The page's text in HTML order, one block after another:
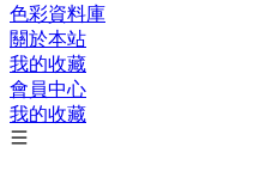
色彩資料庫
關於本站
我的收藏
會員中心
我的收藏